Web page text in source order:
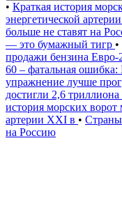
• Краткая история
энергетической
больше не ставят на
— это бумажный тигр •
продажи бензина Евро-
60 – фатальная
упражнение лучше
достигли 2,6
история морских ворот
артерии XXI в •
на Россию